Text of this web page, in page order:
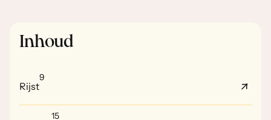
Inhoud
Rijst
9
15